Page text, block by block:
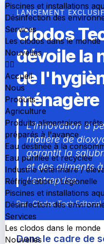
Piscines et installations
Désinfection des
Services
Les clodos dans le monde
Nouvelles
Accueil
Nous
Produits
Agriculture
Produits alimentaires
préparés à l'avance
Eau destinée à la
Eau purifiée et recyclée
Industrie vétérinaire /
Réfrigération / Légionelle
Piscines et installations
Désinfection des
Services
Les clodos dans le monde
Nouvelles
LANCEMENT EXCLUSIF
Clodos
dévoile la
de
ménagère
L'innovation à
matière de
garantit la
et des aliments
l'entreprise.
Par : Clodos Tech Editorial
Dans le cadre de